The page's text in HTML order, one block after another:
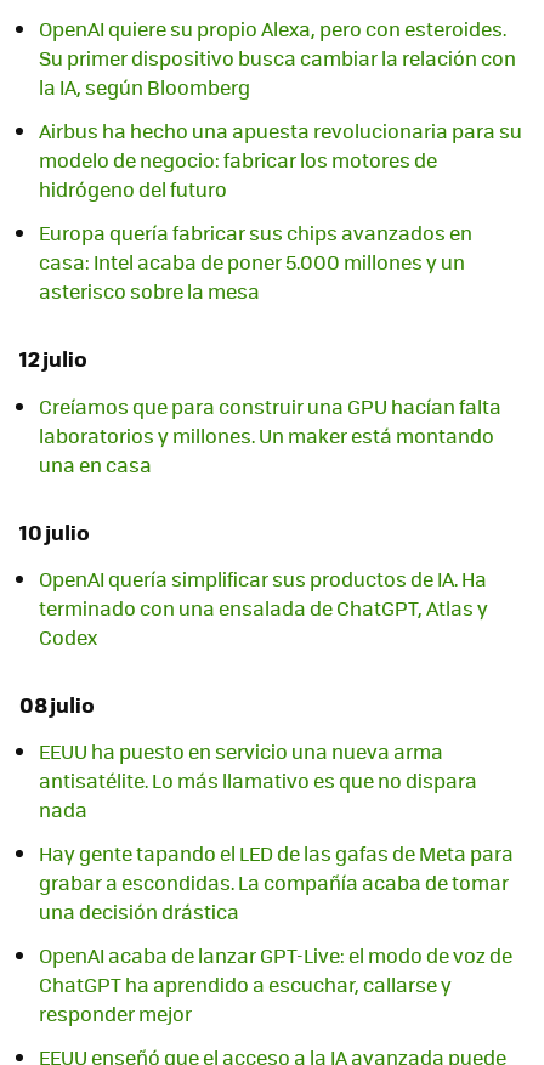
OpenAI quiere su propio Alexa, pero con esteroides.
Su primer dispositivo busca cambiar la relación con
la IA, según Bloomberg
Airbus ha hecho una apuesta revolucionaria para su
modelo de negocio: fabricar los motores de
hidrógeno del futuro
Europa quería fabricar sus chips avanzados en
casa: Intel acaba de poner 5.000 millones y un
asterisco sobre la mesa
12 julio
Creíamos que para construir una GPU hacían falta
laboratorios y millones. Un maker está montando
una en casa
10 julio
OpenAI quería simplificar sus productos de IA. Ha
terminado con una ensalada de ChatGPT, Atlas y
Codex
08 julio
EEUU ha puesto en servicio una nueva arma
antisatélite. Lo más llamativo es que no dispara
nada
Hay gente tapando el LED de las gafas de Meta para
grabar a escondidas. La compañía acaba de tomar
una decisión drástica
OpenAI acaba de lanzar GPT-Live: el modo de voz de
ChatGPT ha aprendido a escuchar, callarse y
responder mejor
EEUU enseñó que el acceso a la IA avanzada puede